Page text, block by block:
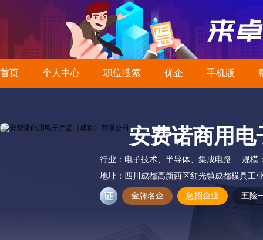
首页 个人中心 职位搜索 优企 手机版
安费诺商用
行业： 电子技术、半导体、集成电路
规模
地址： 四川成都高新西区红光镇成都模具工
金牌名企 急招企业 五险